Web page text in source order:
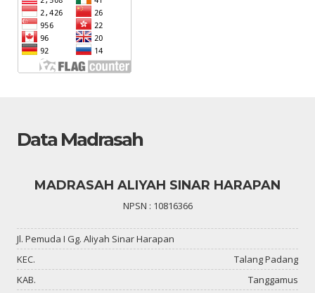
Data Madrasah
MADRASAH ALIYAH SINAR HARAPAN
NPSN : 10816366
Jl. Pemuda I Gg. Aliyah Sinar Harapan
KEC.
Talang Padang
KAB.
Tanggamus